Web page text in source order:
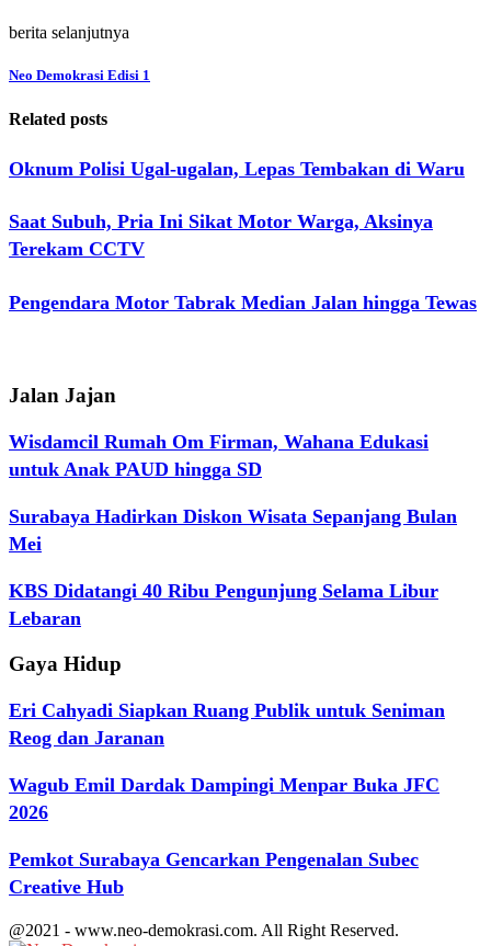
berita selanjutnya
Neo Demokrasi Edisi 1
Related posts
Oknum Polisi Ugal-ugalan, Lepas Tembakan di Waru
Saat Subuh, Pria Ini Sikat Motor Warga, Aksinya
Terekam CCTV
Pengendara Motor Tabrak Median Jalan hingga Tewas
Jalan Jajan
Wisdamcil Rumah Om Firman, Wahana Edukasi
untuk Anak PAUD hingga SD
Surabaya Hadirkan Diskon Wisata Sepanjang Bulan
Mei
KBS Didatangi 40 Ribu Pengunjung Selama Libur
Lebaran
Gaya Hidup
Eri Cahyadi Siapkan Ruang Publik untuk Seniman
Reog dan Jaranan
Wagub Emil Dardak Dampingi Menpar Buka JFC
2026
Pemkot Surabaya Gencarkan Pengenalan Subec
Creative Hub
@2021 - www.neo-demokrasi.com. All Right Reserved.